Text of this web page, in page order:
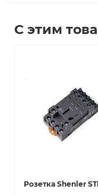
С этим
Розетка Shenler